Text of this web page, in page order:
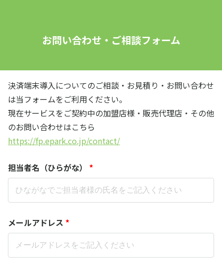
お問い合わせ・ご相談フォーム
決済端末導入についてのご相談・お見積り・お問い合わせ
は当フォームをご利用ください。
現在サービスをご契約中の加盟店様・販売代理店・その他
のお問い合わせはこちら
https://fp.epark.co.jp/contact/
担当者名（ひらがな） *
メールアドレス *